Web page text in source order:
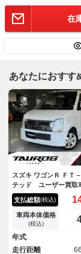
在
あなたにおすす
スズキ ワゴンＲ ＦＴ
テッド ユーザー買
１４インチアルミホイ
ニュアルエアコン
エアバッグ パワース
グ パワーウィンドウ
支払総額(税込)
車両本体価格
(税込)
年式
走行距離